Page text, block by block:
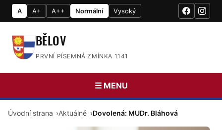
A A+ A++ Normální Vysoký
BĚLOV
PRVNÍ PÍSEMNÁ ZMÍNKA 1141
☰ MENU
Úvodní strana Aktuálně Dovolená: MUDr. Bláhová